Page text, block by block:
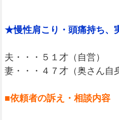
★慢性肩こり・頭痛持ち、
夫・・・５１才（自営）
妻・・・４７才（奥さん自
■依頼者の訴え・相談内容